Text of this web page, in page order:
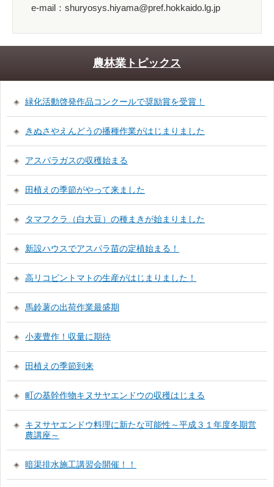
e-mail：shuryosys.hiyama@pref.hokkaido.lg.jp
農林業トピックス
緑化活動啓発作品コンクールで奨励賞を受賞！
きぬさやえんどうの播種作業がはじまりました
アスパラガスの収穫始まる
田植えの季節がやって来ました
タマフクラ（白大豆）の種まきが始まりました
新設ハウスでアスパラ苗の定植始まる！
高リコピントマトの生産がはじまりました！
馬鈴薯の出荷作業最盛期
小麦豊作！収量に期待
田植えの季節到来
町の基幹作物キヌサヤエンドウの収穫はじまる
キヌサヤエンドウ料理に新たな可能性～平成３１年度冬期営
農講座～
暗渠排水施工講習会開催！！